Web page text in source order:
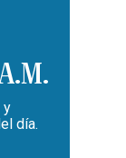
y
día.